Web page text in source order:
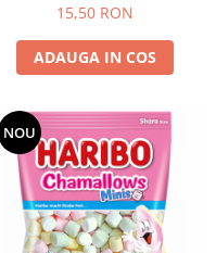
15,50 RON
ADAUGA IN COS
NOU